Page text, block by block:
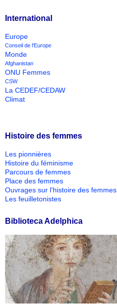
International
Europe
Conseil de l'Europe
Monde
Afghanistan
ONU Femmes
CSW
La CEDEF/CEDAW
Climat
Histoire des femmes
Les pionnières
Histoire du féminisme
Parcours de femmes
Place des femmes
Ouvrages sur l'histoire des femmes
Les feuilletonistes
Biblioteca Adelphica